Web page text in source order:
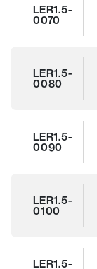
LER1.5-
0070
LER1.5-
0080
LER1.5-
0090
LER1.5-
0100
LER1.5-